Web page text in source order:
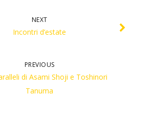
NEXT
Incontri d’estate
PREVIOUS
di Asami Shoji e Toshinori
Tanuma